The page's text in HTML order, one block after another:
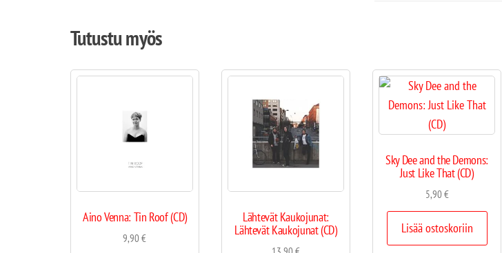
Tutustu myös
Aino Venna: Tin Roof (CD)
9,90€
Lähtevät Kaukojunat:
Lähtevät Kaukojunat (CD)
Sky Dee and the Demons:
Just Like That (CD)
5,90€
Lisää ostoskoriin